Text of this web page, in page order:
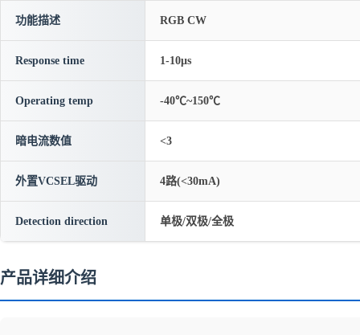
功能描述 RGB CW
Response time 1-10μs
Operating temp -40℃~150℃
暗电流数值 <3
外置VCSEL驱动 4路(<30mA)
Detection direction 单极/双极/全极
产品详细介绍